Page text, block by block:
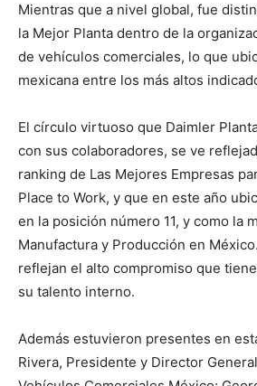
Mientras que a nivel global, fue
la Mejor Planta dentro de la
de vehículos comerciales, lo que
mexicana entre los más altos
El círculo virtuoso que Daimler
con sus colaboradores, se ve
ranking de Las Mejores Empresas
Place to Work, y que en este año
en la posición número 11, y como la
Manufactura y Producción en
reflejan el alto compromiso que
su talento interno.
Además estuvieron presentes en
Rivera, Presidente y Director